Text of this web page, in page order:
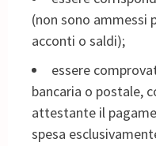
(non sono ammessi
acconti o saldi);
essere
bancaria o postale,
attestante il
spesa